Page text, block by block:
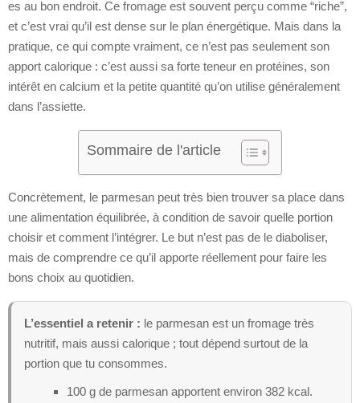
es au bon endroit. Ce fromage est souvent perçu comme “riche”,
et c’est vrai qu’il est dense sur le plan énergétique. Mais dans la
pratique, ce qui compte vraiment, ce n’est pas seulement son
apport calorique : c’est aussi sa forte teneur en protéines, son
intérêt en calcium et la petite quantité qu’on utilise généralement
dans l’assiette.
Sommaire de l'article
Concrètement, le parmesan peut très bien trouver sa place dans
une alimentation équilibrée, à condition de savoir quelle portion
choisir et comment l’intégrer. Le but n’est pas de le diaboliser,
mais de comprendre ce qu’il apporte réellement pour faire les
bons choix au quotidien.
L’essentiel a retenir : le parmesan est un fromage très
nutritif, mais aussi calorique ; tout dépend surtout de la
portion que tu consommes.
100 g de parmesan apportent environ 382 kcal.